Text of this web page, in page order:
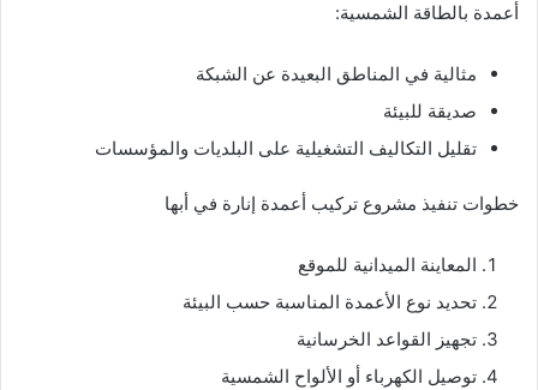
أعمدة بالطاقة الشمسية:
مثالية في المناطق البعيدة عن الشبكة
صديقة للبيئة
تقليل التكاليف التشغيلية على البلديات والمؤسسات
خطوات تنفيذ مشروع تركيب أعمدة إنارة في أبها
المعاينة الميدانية للموقع
تحديد نوع الأعمدة المناسبة حسب البيئة
تجهيز القواعد الخرسانية
توصيل الكهرباء أو الألواح الشمسية